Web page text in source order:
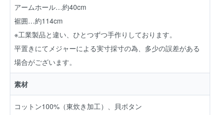
アームホール…約40cm
裾囲…約114cm
※工業製品と違い、ひとつずつ手作りしております。
平置きにてメジャーによる実寸採寸の為、多少の誤差がある
場合がございます。
素材
コットン100%（東炊き加工）、貝ボタン